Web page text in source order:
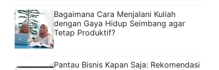
Bagaimana Cara Menjalani Kuliah
dengan Gaya Hidup Seimbang agar
Tetap Produktif?
Pantau Bisnis Kapan Saja: Rekomendasi